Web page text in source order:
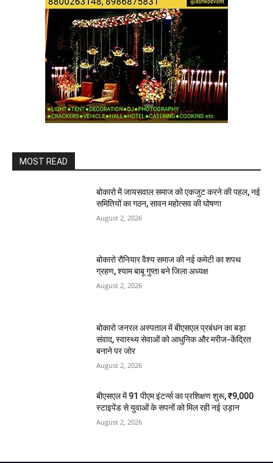
MOST READ
बोकारो में जायसवाल समाज को एकजुट करने की पहल, नई
समितियों का गठन, सावन महोत्सव की घोषणा
August 2, 2026
बोकारो रौनियार वैश्य समाज की नई कमेटी का शपथ
ग्रहण, श्याम बाबू गुप्ता बने जिला अध्यक्ष
August 2, 2026
बोकारो जनरल अस्पताल में बीएसएल प्रबंधन का बड़ा
संवाद, स्वास्थ्य सेवाओं को आधुनिक और मरीज-केंद्रित
बनाने पर जोर
August 2, 2026
बीएसएल में 91 पीएम इंटर्न्स का प्रशिक्षण शुरू, ₹9,000
स्टाइपेंड से युवाओं के सपनों को मिल रही नई उड़ान
August 2, 2026